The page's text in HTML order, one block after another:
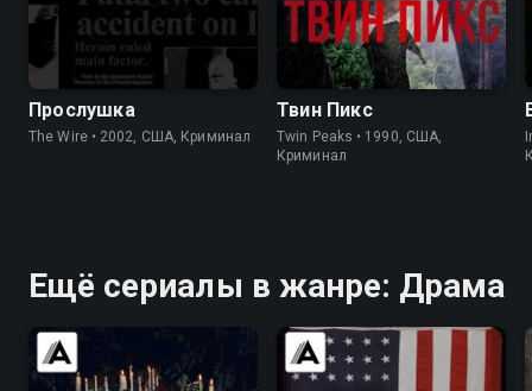
8.5 9.3
Прослушка
The Wire • 2002, США, Криминал
8.4 8.7
Твин Пикс
Twin Peaks • 1990, США,
Криминал
Ещё сериалы в жанре: Драма